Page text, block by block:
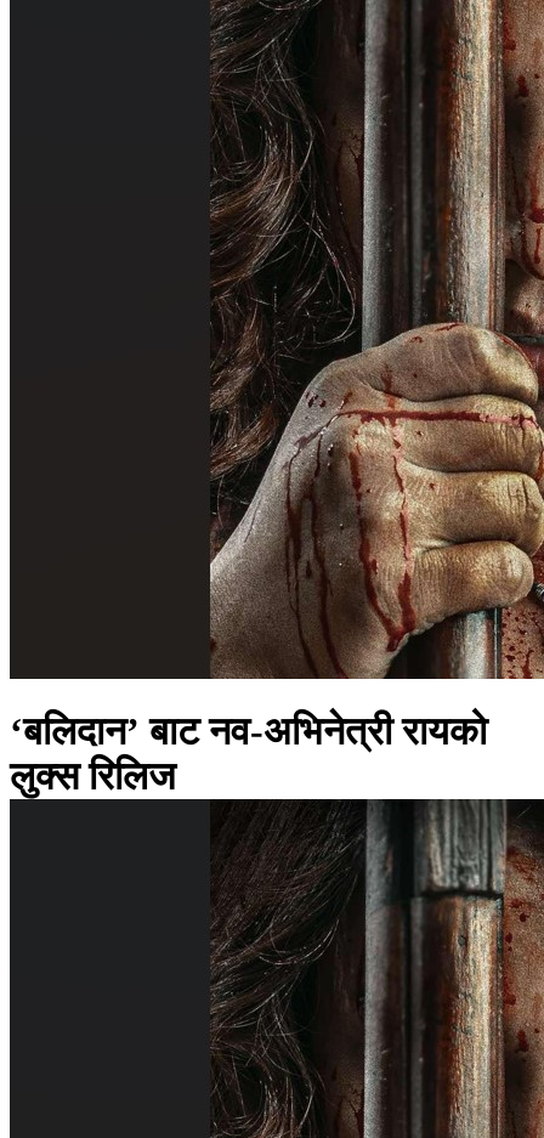
‘बलिदान’ बाट नव-अभिनेत्री रायको
लुक्स रिलिज